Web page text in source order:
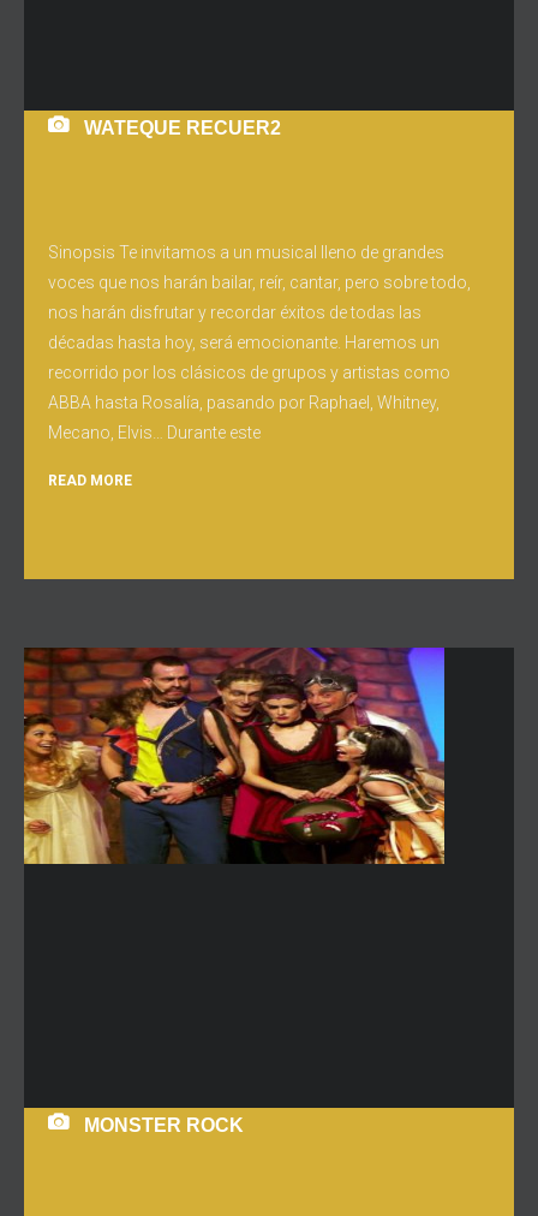
WATEQUE RECUER2
Sinopsis Te invitamos a un musical lleno de grandes
voces que nos harán bailar, reír, cantar, pero sobre todo,
nos harán disfrutar y recordar éxitos de todas las
décadas hasta hoy, será emocionante. Haremos un
recorrido por los clásicos de grupos y artistas como
ABBA hasta Rosalía, pasando por Raphael, Whitney,
Mecano, Elvis… Durante este
READ MORE
MONSTER ROCK